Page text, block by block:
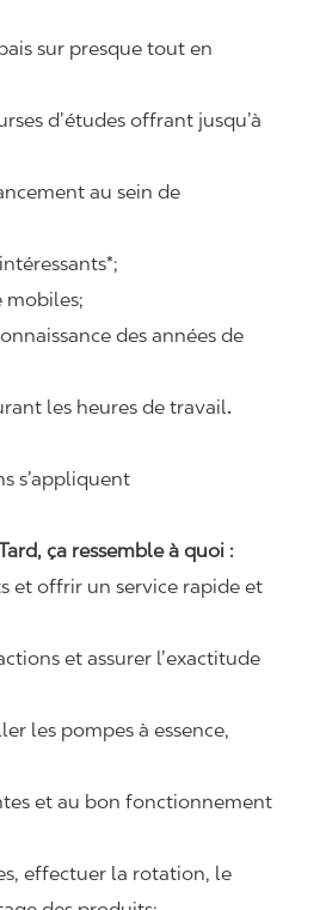
sur presque tout en
d’études offrant jusqu’à
au sein de
mobiles;
des années de
les heures de travail.
s’appliquent
ça ressemble à quoi :
et offrir un service rapide et
et assurer l’exactitude
les pompes à essence,
et au bon fonctionnement
effectuer la rotation, le